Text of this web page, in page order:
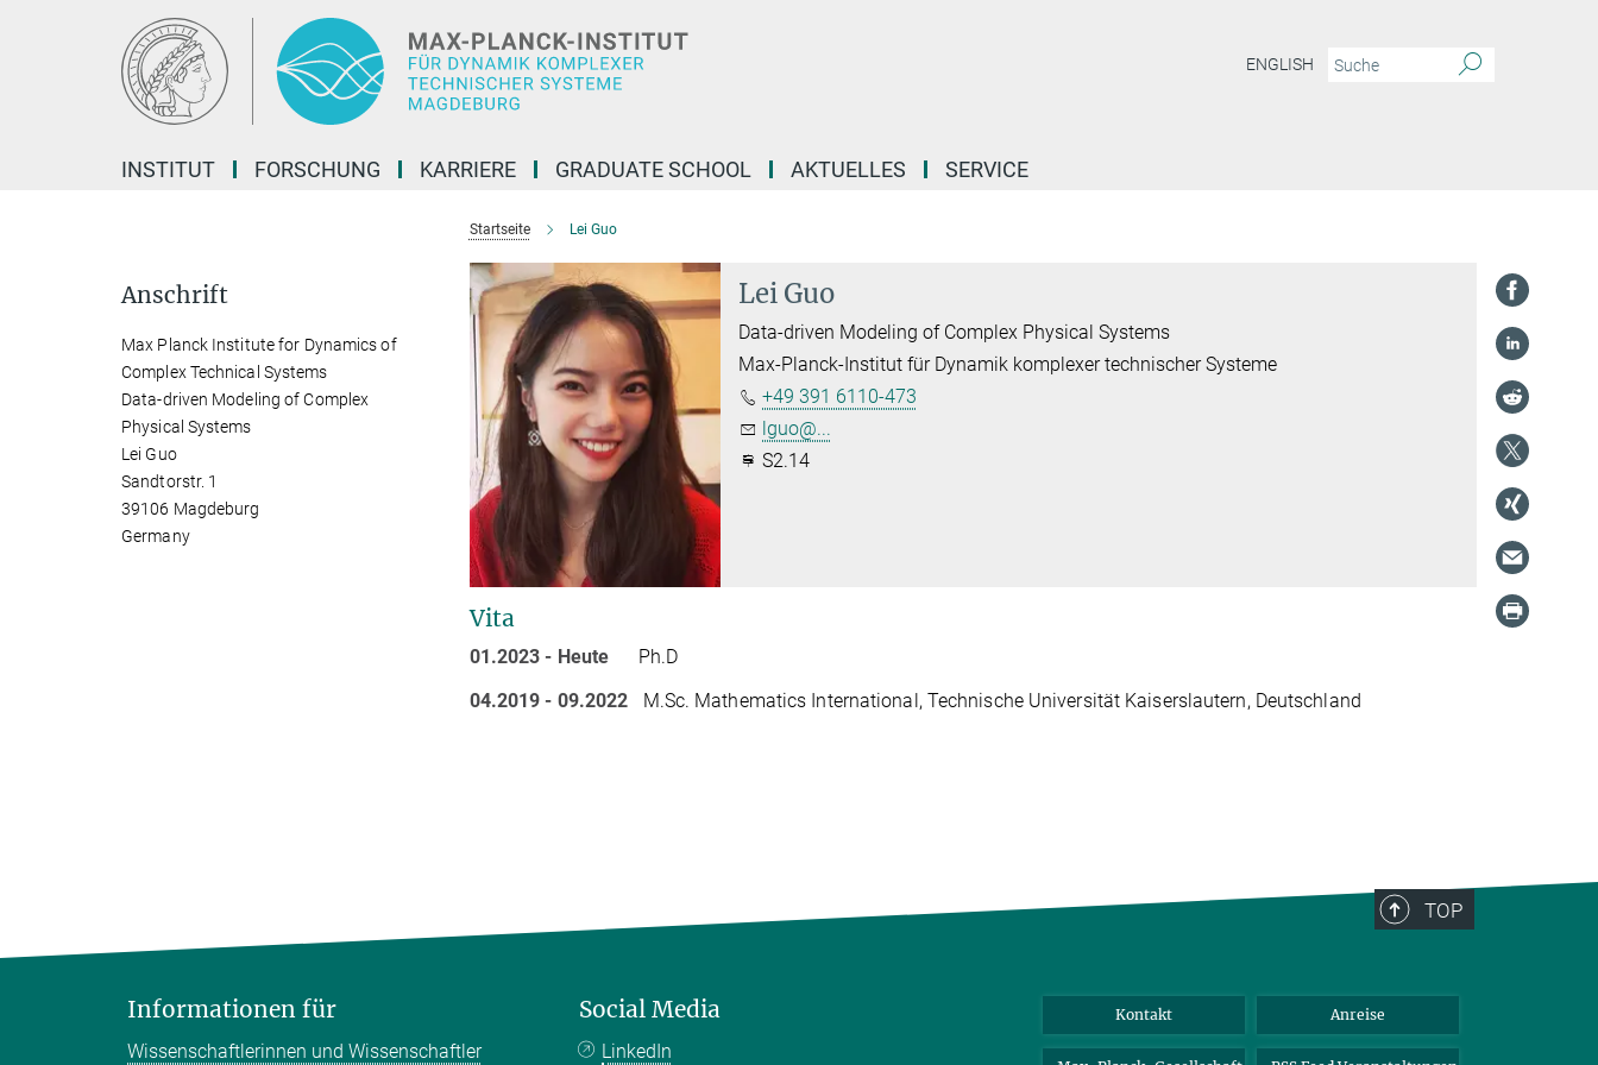
ENGLISH
INSTITUT FORSCHUNG KARRIERE GRADUATE SCHOOL AKTUELLES SERVICE
Startseite Lei Guo
Lei Guo
Data-driven Modeling of Complex Physical Systems
Max-Planck-Institut für Dynamik komplexer technischer Systeme
+49 391 6110-473
lguo@...
S2.14
Vita
01.2023 - Heute Ph.D
04.2019 - 09.2022 M.Sc. Mathematics International, Technische Universität Kaiserslautern, Deutschland
Anschrift
Max Planck Institute for Dynamics of
Complex Technical Systems
Data-driven Modeling of Complex
Physical Systems
Lei Guo
Sandtorstr. 1
39106 Magdeburg
Germany
TOP
Informationen für
Wissenschaftlerinnen und Wissenschaftler
Social Media
LinkedIn
Kontakt Anreise